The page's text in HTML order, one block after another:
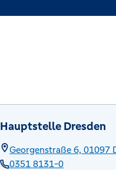
Hauptstelle Dresden
Georgenstraße 6, 01097
0351 8131-0